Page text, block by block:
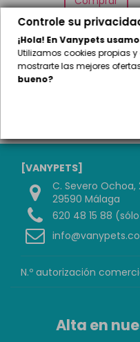
[VANYPETS]
C. Severo Ochoa,
29590 Málaga
620 48 15 88
N.º autorización
Alta en
Controle su
¡Hola! En Vanypets
Utilizamos cookies propias
mostrarte las mejores
bueno?